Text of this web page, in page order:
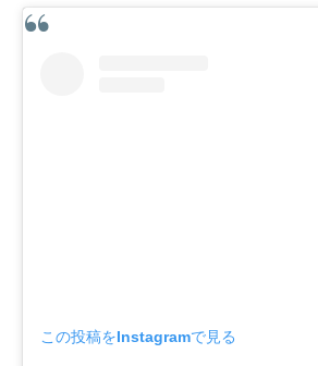
この投稿をInstagramで見る